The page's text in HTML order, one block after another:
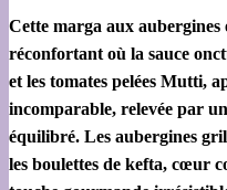
Cette marga aux
réconfortant où la sauce
et les tomates pelées Mutti,
incomparable, relevée par
équilibré. Les aubergines
les boulettes de kefta, cœur